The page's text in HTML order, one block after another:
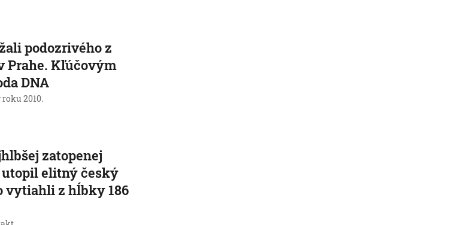
podozrivého z
Prahe. Kľúčovým
DNA
2010.
zatopenej
utopil elitný český
vytiahli z hĺbky 186